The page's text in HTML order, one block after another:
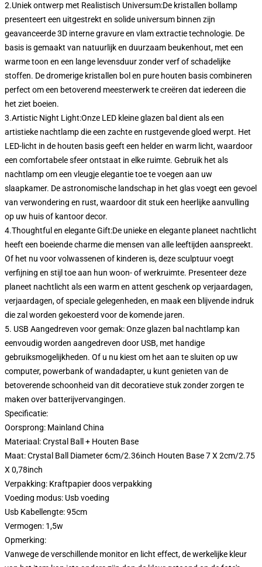
2.Uniek ontwerp met Realistisch Universum:De kristallen bollamp
presenteert een uitgestrekt en solide universum binnen zijn
geavanceerde 3D interne gravure en vlam extractie technologie. De
basis is gemaakt van natuurlijk en duurzaam beukenhout, met een
warme toon en een lange levensduur zonder verf of schadelijke
stoffen. De dromerige kristallen bol en pure houten basis combineren
perfect om een betoverend meesterwerk te creëren dat iedereen die
het ziet boeien.
3.Artistic Night Light:Onze LED kleine glazen bal dient als een
artistieke nachtlamp die een zachte en rustgevende gloed werpt. Het
LED-licht in de houten basis geeft een helder en warm licht, waardoor
een comfortabele sfeer ontstaat in elke ruimte. Gebruik het als
nachtlamp om een vleugje elegantie toe te voegen aan uw
slaapkamer. De astronomische landschap in het glas voegt een gevoel
van verwondering en rust, waardoor dit stuk een heerlijke aanvulling
op uw huis of kantoor decor.
4.Thoughtful en elegante Gift:De unieke en elegante planeet nachtlicht
heeft een boeiende charme die mensen van alle leeftijden aanspreekt.
Of het nu voor volwassenen of kinderen is, deze sculptuur voegt
verfijning en stijl toe aan hun woon- of werkruimte. Presenteer deze
planeet nachtlicht als een warm en attent geschenk op verjaardagen,
verjaardagen, of speciale gelegenheden, en maak een blijvende indruk
die zal worden gekoesterd voor de komende jaren.
5. USB Aangedreven voor gemak: Onze glazen bal nachtlamp kan
eenvoudig worden aangedreven door USB, met handige
gebruiksmogelijkheden. Of u nu kiest om het aan te sluiten op uw
computer, powerbank of wandadapter, u kunt genieten van de
betoverende schoonheid van dit decoratieve stuk zonder zorgen te
maken over batterijvervangingen.
Specificatie:
Oorsprong: Mainland China
Materiaal: Crystal Ball + Houten Base
Maat: Crystal Ball Diameter 6cm/2.36inch Houten Base 7 X 2cm/2.75
X 0,78inch
Verpakking: Kraftpapier doos verpakking
Voeding modus: Usb voeding
Usb Kabellengte: 95cm
Vermogen: 1,5w
Opmerking:
Vanwege de verschillende monitor en licht effect, de werkelijke kleur